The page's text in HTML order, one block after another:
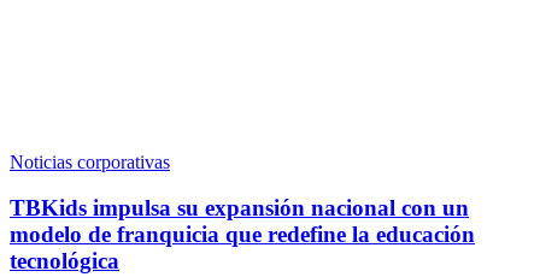
Noticias corporativas
TBKids impulsa su expansión nacional con un
modelo de franquicia que redefine la educación
tecnológica